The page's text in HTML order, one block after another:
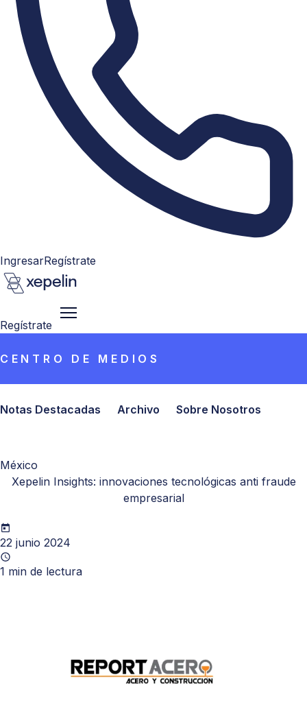
IngresarRegístrate
Regístrate
CENTRO DE MEDIOS
Notas Destacadas Archivo Sobre Nosotros
México
Xepelin Insights: innovaciones tecnológicas anti fraude
empresarial
22 junio 2024
1 min de lectura